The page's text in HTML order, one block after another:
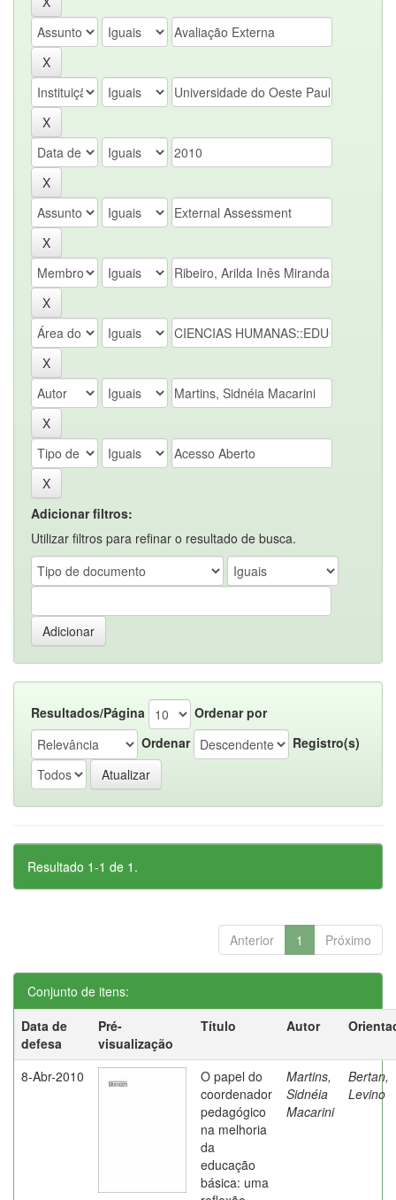
Adicionar filtros:
Utilizar filtros para refinar o resultado de busca.
Resultados/Página
Ordenar por
Ordenar
Registro(s)
Resultado 1-1 de 1.
Anterior 1 Próximo
Conjunto de itens:
Data de
defesa
Pré-
visualização
Título Autor
8-Abr-2010
O papel do
coordenador
pedagógico
na melhoria
da
educação
básica: uma
Martins,
Sidnéia
Macarini
Bertan,
Levino